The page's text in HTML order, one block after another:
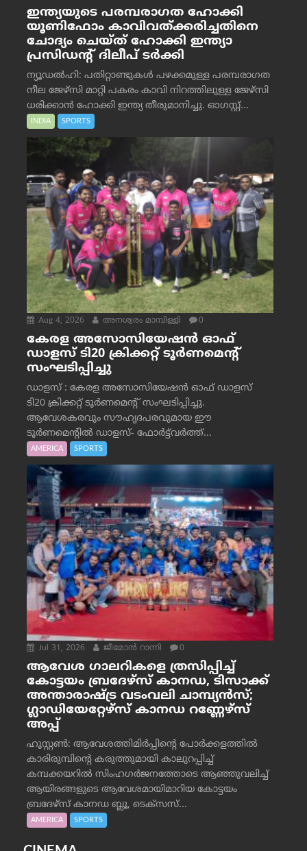
ഇന്ത്യയുടെ പരമ്പരാഗത ഹോക്കി
യൂണിഫോം കാവിവത്ക്കരിച്ചതിനെ
ചോദ്യം ചെയ്ത് ഹോക്കി ഇന്ത്യാ
പ്രസിഡന്റ് ദിലീപ് ടര്‍ക്കി
ന്യൂഡൽഹി: പതിറ്റാണ്ടുകൾ പഴക്കമുള്ള പരമ്പരാഗത
നീല ജേഴ്‌സി മാറ്റി പകരം കാവി നിറത്തിലുള്ള ജേഴ്‌സി
ധരിക്കാൻ ഹോക്കി ഇന്ത്യ തീരുമാനിച്ചു. ഓഗസ്റ്റ്...
INDIA SPORTS
Aug 4, 2026 അനശ്വരം മാമ്പിള്ളി 0
കേരള അസോസിയേഷൻ ഓഫ്
ഡാളസ് ടി20 ക്രിക്കറ്റ് ടൂർണമെന്റ്
സംഘടിപ്പിച്ചു
ഡാളസ് : കേരള അസോസിയേഷൻ ഓഫ് ഡാളസ്
ടി20 ക്രിക്കറ്റ് ടൂർണമെന്റ് സംഘടിപ്പിച്ചു.
ആവേശകരവും സൗഹൃദപരവുമായ ഈ
ടൂർണമെന്റിൽ ഡാളസ്- ഫോർട്ട്‌വര്‍ത്ത്...
AMERICA SPORTS
Jul 31, 2026 ജീമോന്‍ റാന്നി 0
ആവേശ ഗാലറികളെ ത്രസിപ്പിച്ച്
കോട്ടയം ബ്രദേഴ്‌സ് കാനഡ, ടിസാക്ക്
അന്താരാഷ്ട്ര വടംവലി ചാമ്പ്യന്‍സ്;
ഗ്ലാഡിയേറ്റേഴ്‌സ് കാനഡ റണ്ണേഴ്‌സ്
അപ്പ്
ഹൂസ്റ്റണ്‍: ആവേശത്തിമിര്‍പ്പിന്റെ പോര്‍ക്കളത്തില്‍
കാരിരുമ്പിന്റെ കരുത്തുമായി കാലുറപ്പിച്ച്
കമ്പക്കയറില്‍ സിംഹഗര്‍ജനത്തോടെ ആഞ്ഞുവലിച്ച്
ആയിരങ്ങളുടെ ആവേശമായിമാറിയ കോട്ടയം
ബ്രദേഴ്‌സ് കാനഡ ബ്ലൂ, ടെക്‌സസ്...
AMERICA SPORTS